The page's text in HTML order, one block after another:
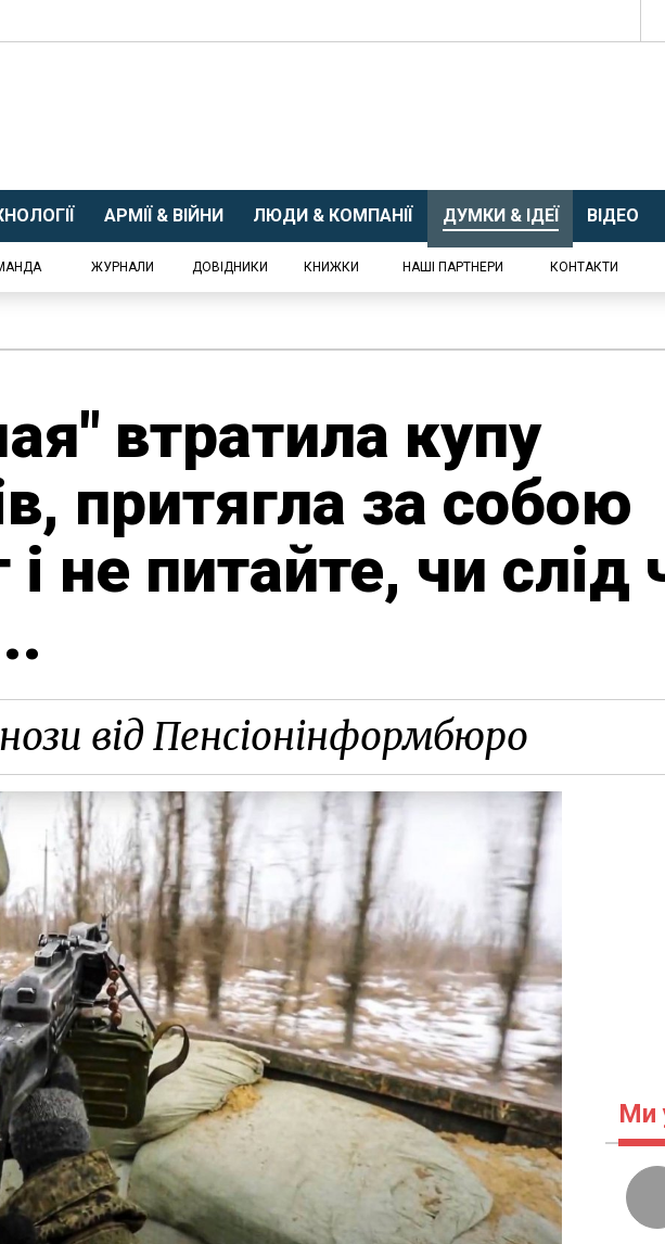
АРМІЇ & ВІЙНИ ЛЮДИ & КОМПАНІЇ ДУМКИ & ІДЕЇ ВІДЕО
ЖУРНАЛИ ДОВІДНИКИ КНИЖКИ НАШІ ПАРТНЕРИ КОНТАКТИ
втратила купу
притягла за собою
не питайте, чи слід
від Пенсіонінформбюро
Ми